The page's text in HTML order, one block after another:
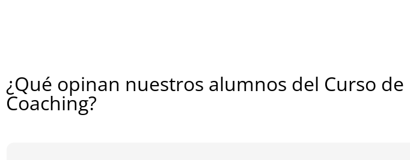
¿Qué opinan nuestros alumnos del Curso de
Coaching?